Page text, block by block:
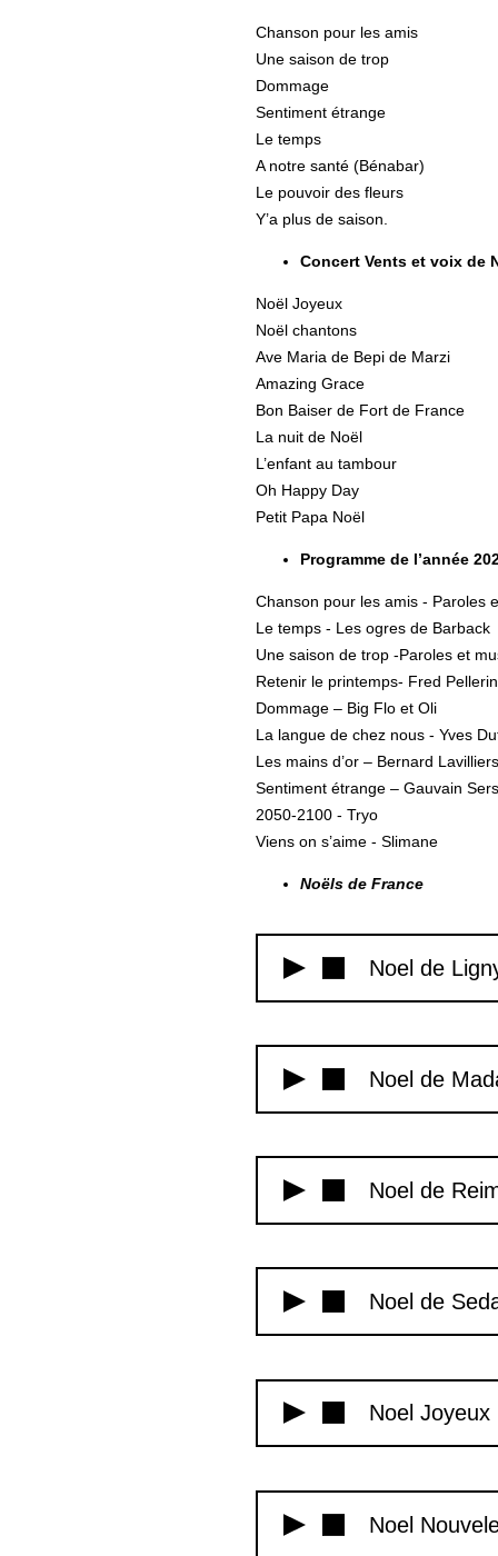
Chanson pour les amis
Une saison de trop
Dommage
Sentiment étrange
Le temps
A notre santé (Bénabar)
Le pouvoir des fleurs
Y’a plus de saison.
Concert Vents et voix de
Noël Joyeux
Noël chantons
Ave Maria de Bepi de Marzi
Amazing Grace
Bon Baiser de Fort de France
La nuit de Noël
L’enfant au tambour
Oh Happy Day
Petit Papa Noël
Programme de l’année
Chanson pour les amis - Paroles
Le temps - Les ogres de Barback
Une saison de trop -Paroles et
Retenir le printemps- Fred Pellerin
Dommage – Big Flo et Oli
La langue de chez nous - Yves
Les mains d’or – Bernard Lavilliers
Sentiment étrange – Gauvain Sers
2050-2100 - Tryo
Viens on s’aime - Slimane
Noëls de France
Noel de
Noel de
Noel de
Noel de
Noel Joyeux
Noel